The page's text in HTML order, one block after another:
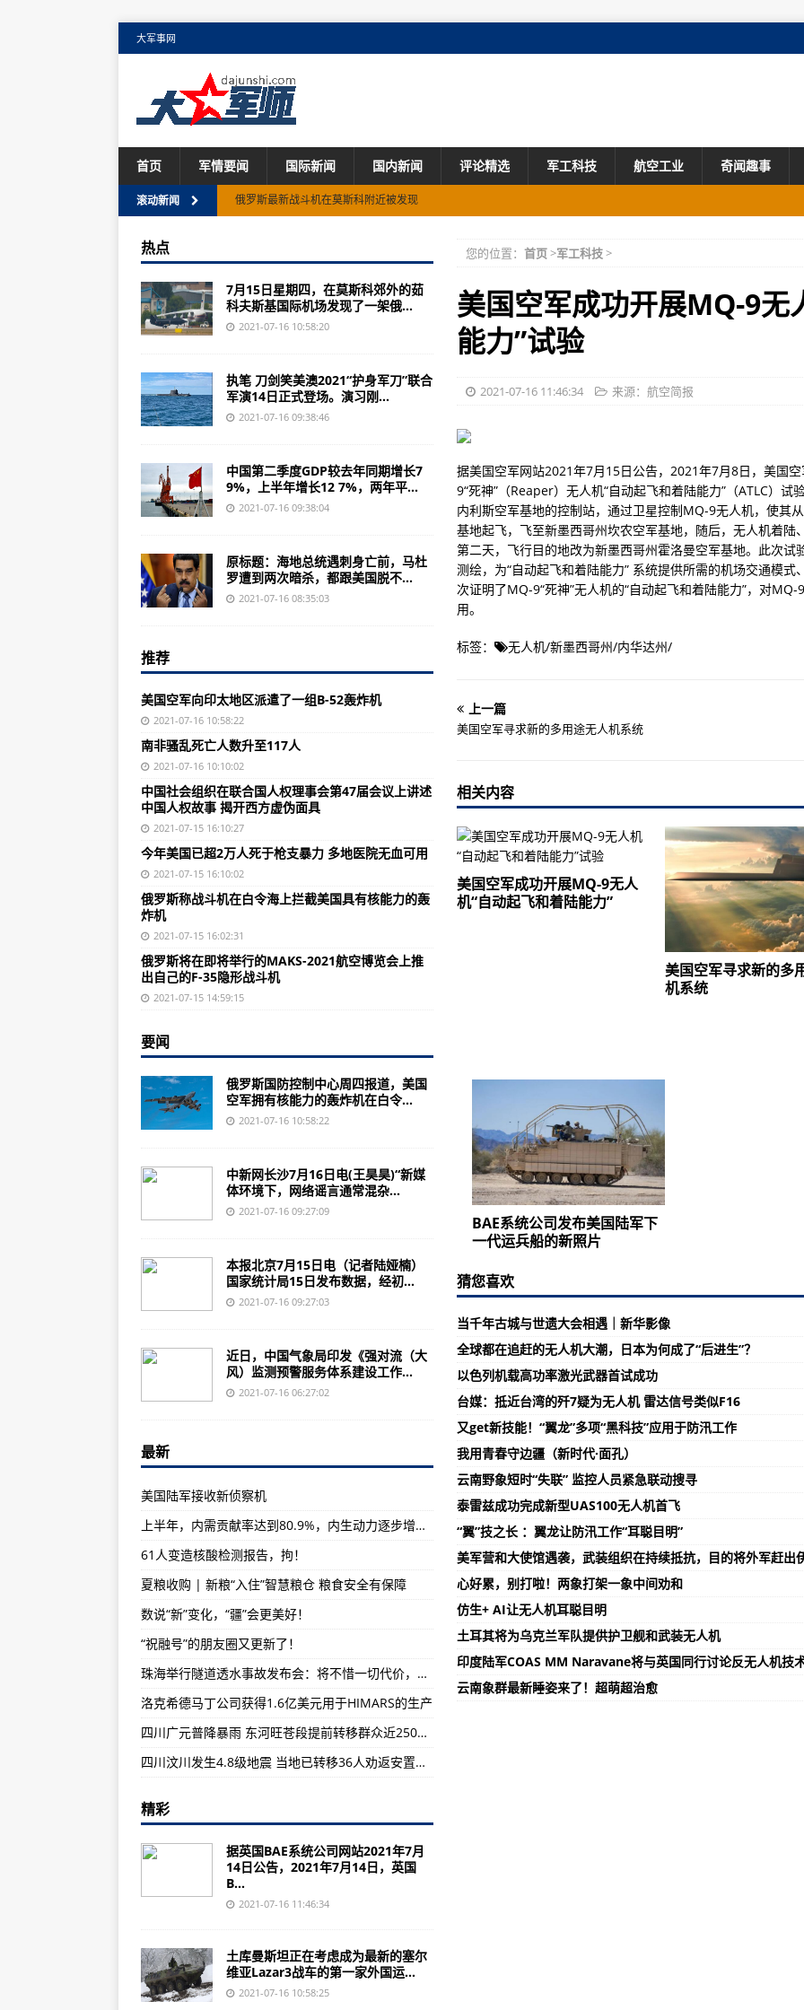
大军事网
首页 军情要闻 国际新闻 国内新闻 评论精选 军工科技 航空工业 奇闻趣事
滚动新闻
俄罗斯最新战斗机在莫斯科附近被发现
美国陆军接收新侦察机
俄罗斯称战斗机在白令海上拦截美国具有核能力的轰炸机
美国空军寻求新的多用途无人机系统
土库曼斯坦可能成为塞尔维亚新型战车的第一个出口客户
尽管电气系统出现问题 俄罗斯Il-112V仍将开始试飞
法国准备向乌克兰提供阵风战斗机
美国空军完成第二架B-52H同温层堡垒轰炸机的修复工作
半自主机器狗帮助美国空军提高基地安全
世贸组织成员承诺2021年底前完成渔业补贴谈判
美澳牵头 纠集11国军队“剑指中国”！
这个大国突然乱了 中国人一定要小心了！
美国最怕中国什么？胡锡进：其实不是东风-41
“新疆各民族亲如一家、血脉相连”
上半年，内需贡献率达到80.9%，内生动力逐步增强 国民经济稳中加固稳中向好（经济新方位·年中数据怎
社会各界议网络诚信建设：要“止谣”更要“治谣”
61人变造核酸检测报告，拘！
我国经济持续稳定恢复 上半年国内生产总值同比增12.7%
俄军“放大招”，F-35战机迎“劲敌”，俄第二款五代机将现身
8000吨驱逐舰上，设置408个导弹发射坑，俄海军22350M型非常给力
海地总统遇刺身亡前，马杜罗遭到两次暗杀，都跟美国脱不了干系
中国驻南非大使慰问骚乱中受损失侨胞和中资企业人员
跳水皇后重回泳池！郭晶晶将任东京奥运会跳水评委
中国气象局：试点探索构建大风灾害监测预警服务体系
澳门修法禁止倒挂、倒插或随意丢弃国旗等行为
当千年古城与世遗大会相遇｜新华影像
高温下的坚守 | 电力工人身穿厚厚绝缘服 高空检修隐患线路
空间站 工作生活两不误（筑梦“太空之家”——中国空间站建设记⑥）
夏粮收购 | 优服务、强监管维护种粮农民利益 确保农民卖上放心粮、明白粮
AG50第二架原型机机体结构系统在珠海实现交付
能做手术、媲美小型医院，运9医疗救护机内部全披露
国家航天局发布最新火星影像：“祝融号”近距离“看”降落伞与背罩
苏州舰武器系统集中曝光，“中华神盾”名不虚传
珠海举行隧道透水事故发布会：将不惜一切代价，全力开展救援工作
强降雨致兰渝线部分列车晚点 铁路部门加强巡查保线路安全
德国政府批准“下一代战斗机”资金需求
日本航空公司计划在2025年推出空中出租车业务
美国海军调整F-35C舰载机中队规模
美国空军成功开展MQ-9无人机“自动起飞和着陆能力”试验
英国BAE系统公司继续为美国陆军提供下一代导弹告警系统
您的位置： 首页>军工科技>
美国空军成功开展MQ-9无
能力”试验
2021-07-16 11:46:34 来源：航空简报
据美国空军网站2021年7月15日公告，2021年7月8日，美国
9“死神”（Reaper）无人机“自动起飞和着陆能力”（ATLC）
内利斯空军基地的控制站，通过卫星控制MQ-9无人机，使其
基地起飞，飞至新墨西哥州坎农空军基地，随后，无人机着
第二天，飞行目的地改为新墨西哥州霍洛曼空军基地。此次
测绘，为“自动起飞和着陆能力” 系统提供所需的机场交通模
次证明了MQ-9“死神”无人机的“自动起飞和着陆能力”，对
用。
标签： 无人机/新墨西哥州/内华达州/
上一篇
美国空军寻求新的多用途无人机系统
相关内容
美国空军成功开展MQ-9无人
机“自动起飞和着陆能力”
美国空军寻求新的多
机系统
BAE系统公司发布美国陆军下
一代运兵船的新照片
猜您喜欢
当千年古城与世遗大会相遇｜新华影像
全球都在追赶的无人机大潮，日本为何成了“后进生”？
以色列机载高功率激光武器首试成功
台媒：抵近台湾的歼7疑为无人机 雷达信号类似F16
又get新技能！“翼龙”多项“黑科技”应用于防汛工作
我用青春守边疆（新时代·面孔）
云南野象短时“失联” 监控人员紧急联动搜寻
泰雷兹成功完成新型UAS100无人机首飞
“翼”技之长 ：翼龙让防汛工作“耳聪目明”
美军营和大使馆遇袭，武装组织在持续抵抗，目的将外军赶出
心好累，别打啦！两象打架一象中间劝和
仿生+ AI让无人机耳聪目明
土耳其将为乌克兰军队提供护卫舰和武装无人机
印度陆军COAS MM Naravane将与英国同行讨论反无人机技
云南象群最新睡姿来了！超萌超治愈
热点
7月15日星期四，在莫斯科郊外的茹
科夫斯基国际机场发现了一架俄...
2021-07-16 10:58:20
执笔 刀剑笑美澳2021“护身军刀”联合
军演14日正式登场。演习刚...
2021-07-16 09:38:46
中国第二季度GDP较去年同期增长7
9%，上半年增长12 7%，两年平...
2021-07-16 09:38:04
原标题：海地总统遇刺身亡前，马杜
罗遭到两次暗杀，都跟美国脱不...
2021-07-16 08:35:03
推荐
美国空军向印太地区派遣了一组B-52轰炸机
2021-07-16 10:58:22
南非骚乱死亡人数升至117人
2021-07-16 10:10:02
中国社会组织在联合国人权理事会第47届会议上讲述
中国人权故事 揭开西方虚伪面具
2021-07-15 16:10:27
今年美国已超2万人死于枪支暴力 多地医院无血可用
2021-07-15 16:10:02
俄罗斯称战斗机在白令海上拦截美国具有核能力的轰
炸机
2021-07-15 16:02:31
俄罗斯将在即将举行的MAKS-2021航空博览会上推
出自己的F-35隐形战斗机
2021-07-15 14:59:15
要闻
俄罗斯国防控制中心周四报道，美国
空军拥有核能力的轰炸机在白令...
2021-07-16 10:58:22
中新网长沙7月16日电(王昊昊)“新媒
体环境下，网络谣言通常混杂...
2021-07-16 09:27:09
本报北京7月15日电（记者陆娅楠）
国家统计局15日发布数据，经初...
2021-07-16 09:27:03
近日，中国气象局印发《强对流（大
风）监测预警服务体系建设工作...
2021-07-16 06:27:02
最新
美国陆军接收新侦察机
上半年，内需贡献率达到80.9%，内生动力逐步增强 国民经济稳中加固稳中向好（经济新方位·年中数据怎么看）
61人变造核酸检测报告，拘！
夏粮收购 | 新粮“入住”智慧粮仓 粮食安全有保障
数说“新”变化，“疆”会更美好！
“祝融号”的朋友圈又更新了！
珠海举行隧道透水事故发布会：将不惜一切代价，全力开展救援工作
洛克希德马丁公司获得1.6亿美元用于HIMARS的生产
四川广元普降暴雨 东河旺苍段提前转移群众近2500人
四川汶川发生4.8级地震 当地已转移36人劝返安置游客695人
精彩
据英国BAE系统公司网站2021年7月
14日公告，2021年7月14日，英国
B...
2021-07-16 11:46:34
土库曼斯坦正在考虑成为最新的塞尔
维亚Lazar3战车的第一家外国运...
2021-07-16 10:58:25